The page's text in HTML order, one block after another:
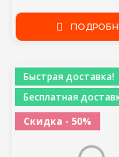
двухкамерный
кухни Основной
Indesit DS
Быстрая доставка!
Бесплатная
Скидка - 50%